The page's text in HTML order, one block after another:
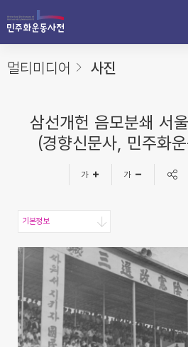
메
뉴
바
로
용
바
로
가
단
바
로
가멀티미디어 사진
삼선개헌 음모분쇄 서
(경향신문사, 민주화
기본정보